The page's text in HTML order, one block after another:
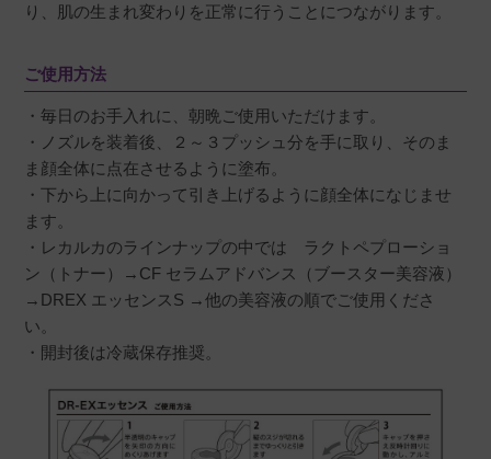
り、肌の生まれ変わりを正常に行うことにつながります。
ご使用方法
・毎日のお手入れに、朝晩ご使用いただけます。
・ノズルを装着後、２～３プッシュ分を手に取り、そのま
ま顔全体に点在させるように塗布。
・下から上に向かって引き上げるように顔全体になじませ
ます。
・レカルカのラインナップの中では ラクトペプローショ
ン（トナー）→CF セラムアドバンス（ブースター美容液）
→DREX エッセンスS →他の美容液の順でご使用くださ
い。
・開封後は冷蔵保存推奨。